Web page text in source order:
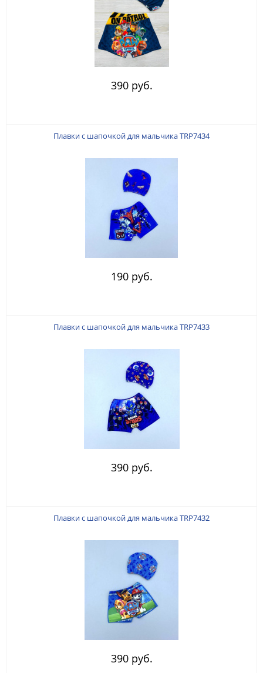
390 руб.
Плавки с шапочкой для мальчика TRP7434
190 руб.
Плавки с шапочкой для мальчика TRP7433
390 руб.
Плавки с шапочкой для мальчика TRP7432
390 руб.